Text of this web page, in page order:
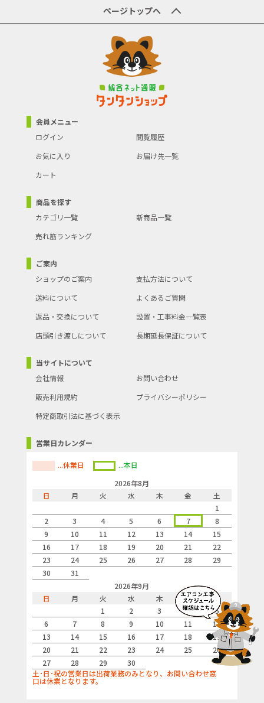
＼ コンパクトサイズ室内機採用のスタンダードモデル ／
●高さ・奥行きを抑え、狭いスペースにフィット。
□ 本体上部を斜めにカットした形状で吸い込みを効率化
●エアコン内部を水で洗浄。
□ 結露水を利用して、熱交換器の汚れを洗浄
●多彩な機能で、さらに便利、快適に。
□ 「暑すぎ」「寒すぎ」を検知して音声お知らせ＆自動運転
●独自の高効率・高耐久設計コンプレッサー
●タフネス暖房・冷房
●スマホで外出先からでもエアコンを操作
●沖縄・離島への配送料金は別途見積もり（配送不可の場合も有）
となりますのでご了承ください。
ホワイト
壁掛け
6畳
暖房の最大適用畳数
（木造）
（鉄筋）
冷房の最大適用畳数
（木造）
室内換気
年間電気代
19400円
商品に使われている色
ホワイト
フィルター自動お掃除
寒冷地対応
人感センサー
換気機能
無風感空調機能
空気清浄
有
モデル年度
2026
広さ目安
6畳
商品の分類
ルームエアコン（壁掛け）
ページトップへ
会員メニュー
ログイン
閲覧履歴
お気に入り
お届け先一覧
カート
商品を探す
カテゴリ一覧
新商品一覧
売れ筋ランキング
ご案内
ショップのご案内
支払方法について
送料について
よくあるご質問
返品・交換について
設置・工事料金一覧表
店頭引き渡しについて
長期延長保証について
当サイトについて
会社情報
お問い合わせ
販売利用規約
プライバシーポリシー
特定商取引法に基づく表示
営業日カレンダー
...休業日
...本日
2026年8月
日
月 火 水 木 金
土
1
2
3 4 5 6 7
8
9
10 11 12 13 14
15
16
17 18 19 20 21
22
23
24 25 26 27 28
29
30
31
2026年9月
日
月 火 水 木 金
土
1
2 3 4
5
6
7 8 9 10 11
12
13
14 15 16 17 18
19
20
21 22 23 24 25
26
27
28 29
30
土･日･祝の営業日は出荷業務のみとなり、お問い合わせ窓
口は休業となります。